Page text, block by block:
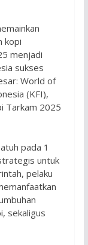
kopi
menjadi
sukses
World of
(KFI),
Tarkam 2025
pada 1
untuk
pelaku
sekaligus